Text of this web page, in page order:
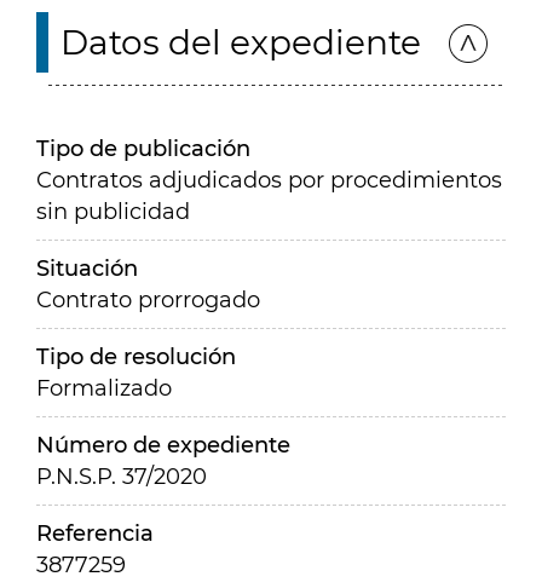
Datos del expediente
Tipo de publicación
Contratos adjudicados por procedimientos
sin publicidad
Situación
Contrato prorrogado
Tipo de resolución
Formalizado
Número de expediente
P.N.S.P. 37/2020
Referencia
3877259